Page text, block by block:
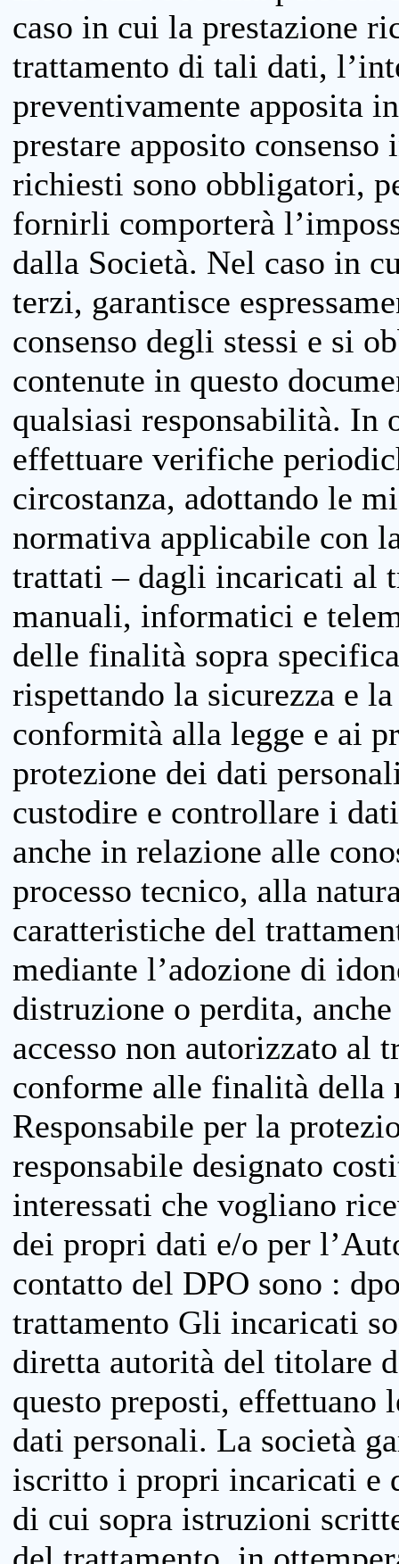
caso in cui la prestazione
trattamento di tali dati,
preventivamente apposita
prestare apposito
richiesti sono obbligatori,
fornirli comporterà
dalla Società. Nel caso in
terzi, garantisce
consenso degli stessi e si
contenute in questo
qualsiasi responsabilità. In
effettuare verifiche
circostanza, adottando le
normativa applicabile con
trattati – dagli incaricati al
manuali, informatici e
delle finalità sopra
rispettando la sicurezza e
conformità alla legge e ai
protezione dei dati
custodire e controllare i
anche in relazione alle
processo tecnico, alla
caratteristiche del
mediante l’adozione di
distruzione o perdita,
accesso non autorizzato al
conforme alle finalità della
Responsabile per la
responsabile designato
interessati che vogliano
dei propri dati e/o per
contatto del DPO sono :
trattamento Gli incaricati
diretta autorità del titolare
questo preposti, effettuano
dati personali. La società
iscritto i propri incaricati e
di cui sopra istruzioni